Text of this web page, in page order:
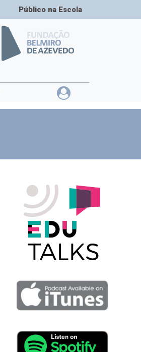
Público na Escola